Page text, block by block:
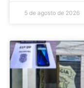
5 de agosto de 2026